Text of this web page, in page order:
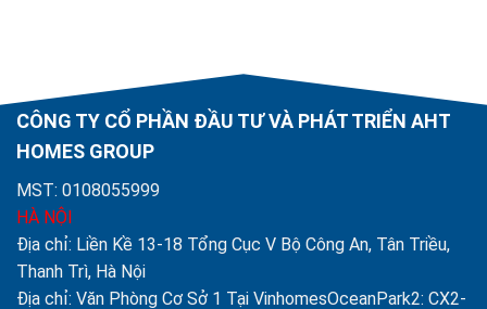
CÔNG TY CỔ PHẦN ĐẦU TƯ VÀ PHÁT TRIỂN AHT
HOMES GROUP
MST: 0108055999
HÀ NỘI
Địa chỉ: Liền Kề 13-18 Tổng Cục V Bộ Công An, Tân Triều,
Thanh Trì, Hà Nội
Địa chỉ: Văn Phòng Cơ Sở 1 Tại VinhomesOceanPark2: CX2-